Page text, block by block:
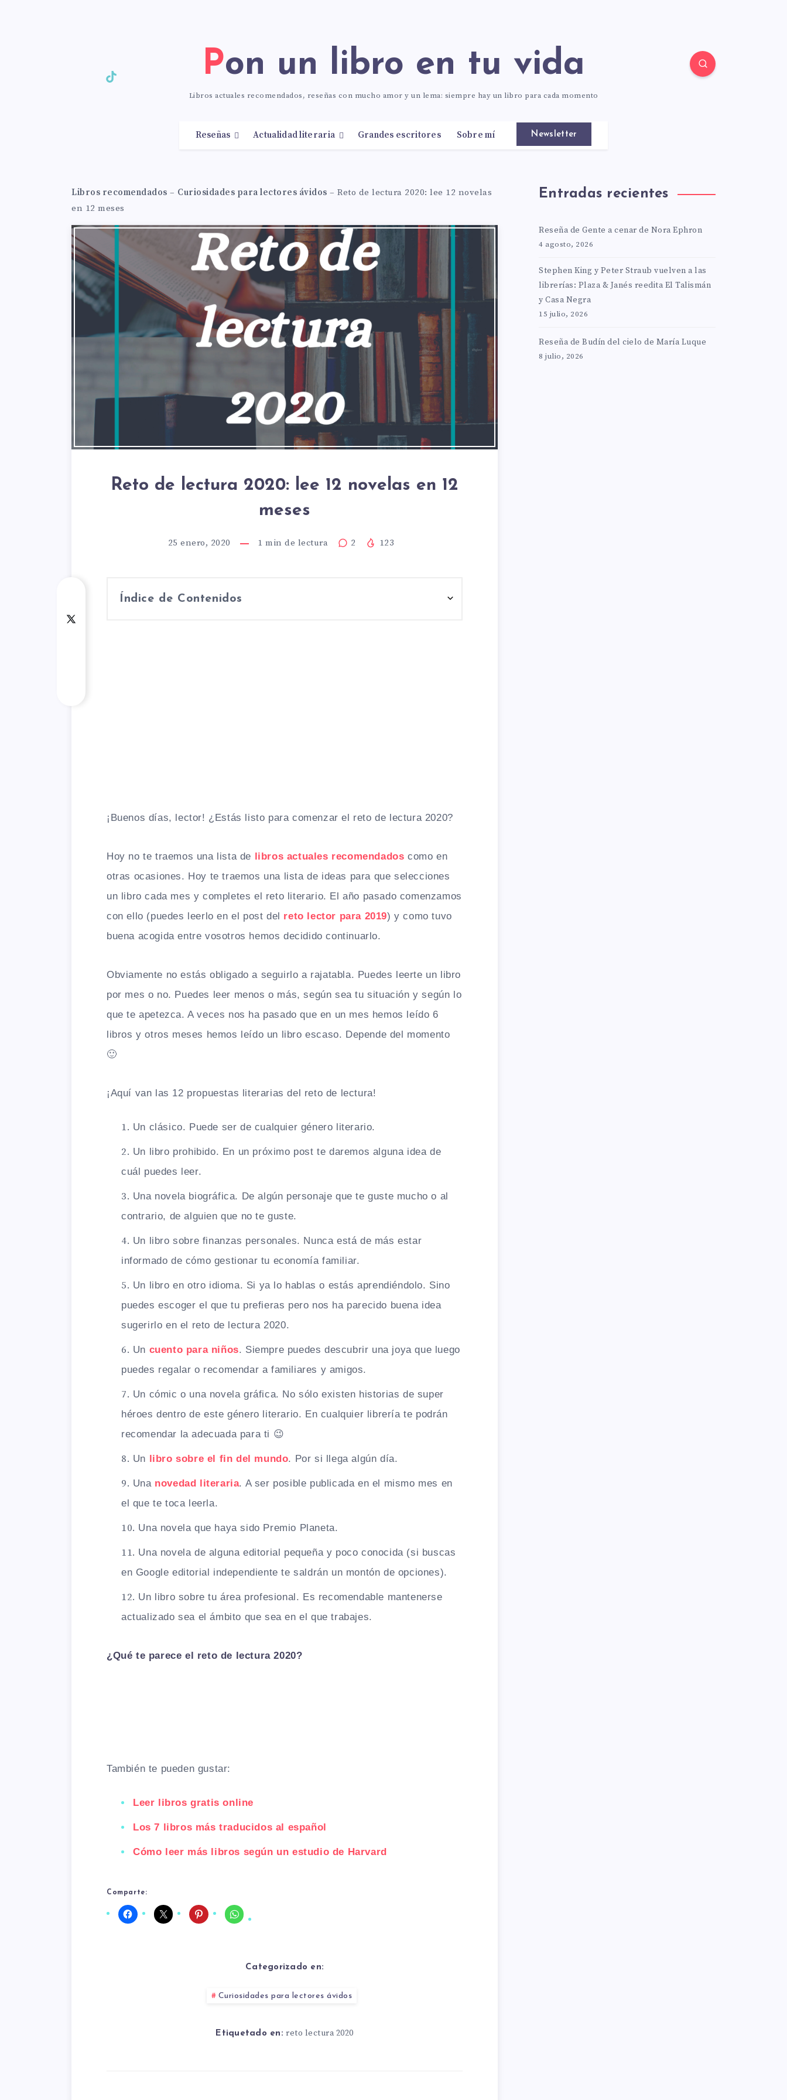
Pon un libro en tu vida
Libros actuales recomendados, reseñas con mucho amor y un lema: siempre hay un libro para cada momento
Reseñas Actualidad literaria Grandes escritores Sobre mí Newsletter
Libros recomendados – Curiosidades para lectores ávidos – Reto de lectura 2020: lee 12 novelas
en 12 meses
Reto de lectura 2020: lee 12 novelas en 12
meses
25 enero, 2020 1 min de lectura 2 123
Índice de Contenidos
¡Buenos días, lector! ¿Estás listo para comenzar el reto de lectura 2020?
Hoy no te traemos una lista de libros actuales recomendados como en
otras ocasiones. Hoy te traemos una lista de ideas para que selecciones
un libro cada mes y completes el reto literario. El año pasado comenzamos
con ello (puedes leerlo en el post del reto lector para 2019) y como tuvo
buena acogida entre vosotros hemos decidido continuarlo.
Obviamente no estás obligado a seguirlo a rajatabla. Puedes leerte un libro
por mes o no. Puedes leer menos o más, según sea tu situación y según lo
que te apetezca. A veces nos ha pasado que en un mes hemos leído 6
libros y otros meses hemos leído un libro escaso. Depende del momento
🙂
¡Aquí van las 12 propuestas literarias del reto de lectura!
Un clásico. Puede ser de cualquier género literario.
Un libro prohibido. En un próximo post te daremos alguna idea de
cuál puedes leer.
Una novela biográfica. De algún personaje que te guste mucho o al
contrario, de alguien que no te guste.
Un libro sobre finanzas personales. Nunca está de más estar
informado de cómo gestionar tu economía familiar.
Un libro en otro idioma. Si ya lo hablas o estás aprendiéndolo. Sino
puedes escoger el que tu prefieras pero nos ha parecido buena idea
sugerirlo en el reto de lectura 2020.
Un cuento para niños. Siempre puedes descubrir una joya que luego
puedes regalar o recomendar a familiares y amigos.
Un cómic o una novela gráfica. No sólo existen historias de super
héroes dentro de este género literario. En cualquier librería te podrán
recomendar la adecuada para ti 😉
Un libro sobre el fin del mundo. Por si llega algún día.
Una novedad literaria. A ser posible publicada en el mismo mes en
el que te toca leerla.
Una novela que haya sido Premio Planeta.
Una novela de alguna editorial pequeña y poco conocida (si buscas
en Google editorial independiente te saldrán un montón de opciones).
Un libro sobre tu área profesional. Es recomendable mantenerse
actualizado sea el ámbito que sea en el que trabajes.
¿Qué te parece el reto de lectura 2020?
También te pueden gustar:
Leer libros gratis online
Los 7 libros más traducidos al español
Cómo leer más libros según un estudio de Harvard
Comparte:
Categorizado en:
Curiosidades para lectores ávidos
Etiquetado en: reto lectura 2020
Entradas recientes
Reseña de Gente a cenar de Nora Ephron
4 agosto, 2026
Stephen King y Peter Straub vuelven a las
librerías: Plaza & Janés reedita El Talismán
y Casa Negra
15 julio, 2026
Reseña de Budín del cielo de María Luque
8 julio, 2026